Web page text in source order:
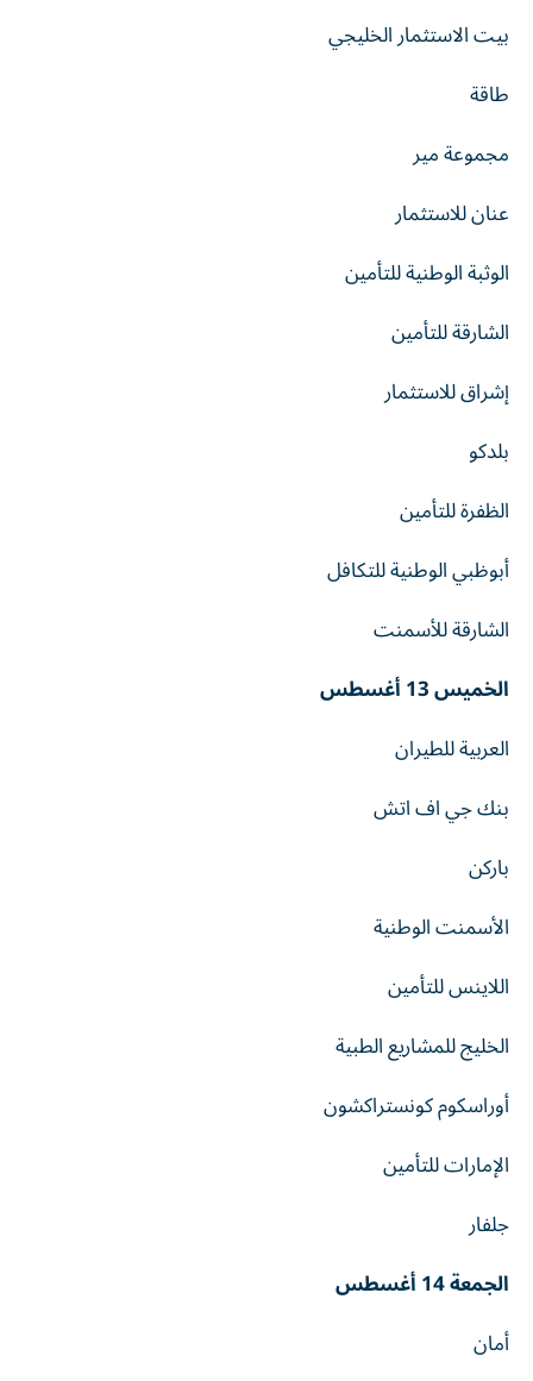
بيت الاستثمار الخليجي
طاقة
مجموعة مير
عنان للاستثمار
الوثبة الوطنية للتأمين
الشارقة للتأمين
إشراق للاستثمار
بلدكو
الظفرة للتأمين
أبوظبي الوطنية للتكافل
الشارقة للأسمنت
الخميس 13 أغسطس
العربية للطيران
بنك جي اف اتش
باركن
الأسمنت الوطنية
اللاينس للتأمين
الخليج للمشاريع الطبية
أوراسكوم كونستراكشون
الإمارات للتأمين
جلفار
الجمعة 14 أغسطس
أمان